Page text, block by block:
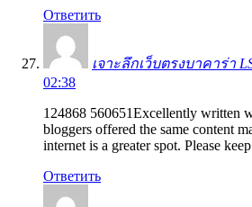
Ответить
เจาะลึกเว็บตรงบาคาร่า
02:38
124868 560651Excellently written
bloggers offered the same content
internet is a greater spot. Please
Ответить